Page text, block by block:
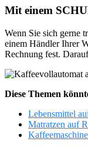
Mit einem
Wenn Sie sich gerne
einem Händler Ihrer
Rechnung fest.
Diese Themen
Lebensmittel
Matratzen auf